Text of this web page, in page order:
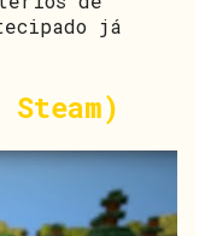
já